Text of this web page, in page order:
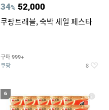
34% 52,000
쿠팡트래블, 숙박 세일 페스타
구매 999+
쿠팡 8
6